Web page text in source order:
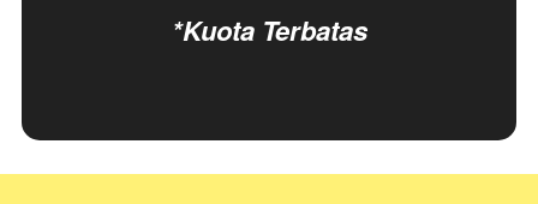
*Kuota Terbatas